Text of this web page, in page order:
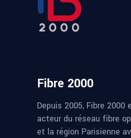
Fibre 2000
Depuis 2005, Fibre 2000
acteur du réseau fibre
et la région Parisienne